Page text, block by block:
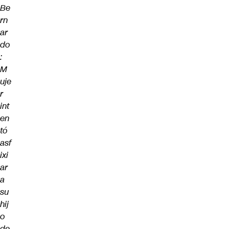
Be
rn
ar
do
:
M
uje
r
int
en
tó
asf
ixi
ar
a
su
hij
o